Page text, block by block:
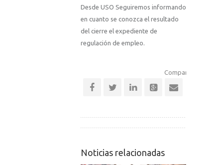
Desde USO Seguiremos informando
en cuanto se conozca el resultado
del cierre el expediente de
regulación de empleo.
Comparte esta
Noticias relacionadas